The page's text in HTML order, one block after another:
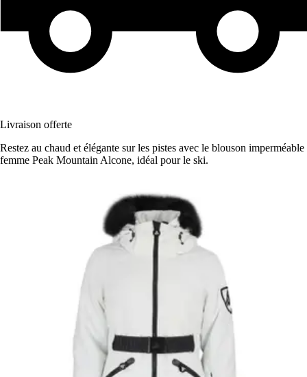
Livraison offerte
Restez au chaud et élégante sur les pistes avec le blouson imperméable
femme Peak Mountain Alcone, idéal pour le ski.